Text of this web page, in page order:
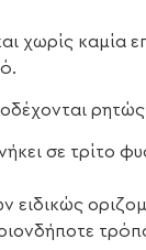
χωρίς καμία
σε τρίτο
ειδικώς